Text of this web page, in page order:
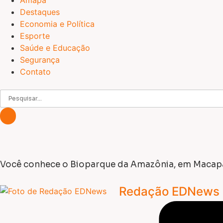
Destaques
Economia e Política
Esporte
Saúde e Educação
Segurança
Contato
Você conhece o Bioparque da Amazônia, em
Redação EDNews